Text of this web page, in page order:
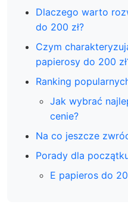
Dlaczego warto
do 200 zł?
Czym
papierosy do 200
Ranking
Jak wybrać
cenie?
Na co jeszcze
Porady dla
E papieros do